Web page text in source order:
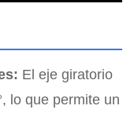
El eje giratorio
lo que permite un